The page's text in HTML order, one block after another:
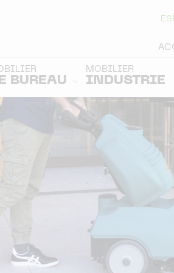
BUREAU
MOBILIER
INDUSTRIE